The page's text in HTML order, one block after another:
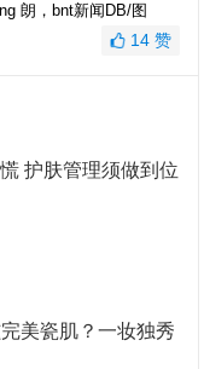
朗，bnt新闻DB/图
14 赞
护肤管理须做到位
美瓷肌？一妆独秀